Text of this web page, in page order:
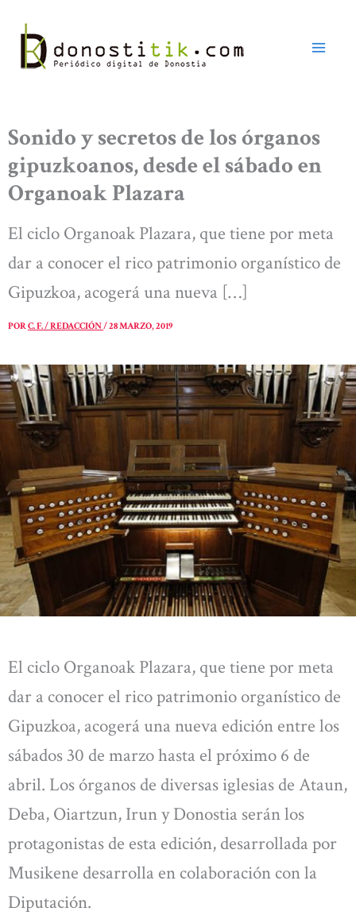
contenido
Sonido y secretos de los órganos
gipuzkoanos, desde el sábado en
Organoak Plazara
El ciclo Organoak Plazara, que tiene por meta
dar a conocer el rico patrimonio organístico de
Gipuzkoa, acogerá una nueva […]
PORC. F. / REDACCIÓN/28 MARZO, 2019
El ciclo Organoak Plazara, que tiene por meta
dar a conocer el rico patrimonio organístico de
Gipuzkoa, acogerá una nueva edición entre los
sábados 30 de marzo hasta el próximo 6 de
abril. Los órganos de diversas iglesias de Ataun,
Deba, Oiartzun, Irun y Donostia serán los
protagonistas de esta edición, desarrollada por
Musikene desarrolla en colaboración con la
Diputación.